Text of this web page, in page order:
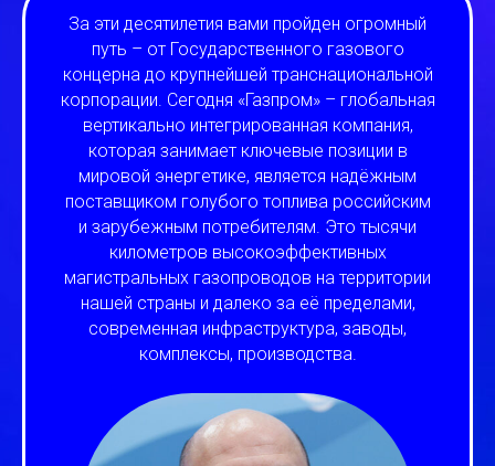
За эти десятилетия вами пройден огромный
путь – от Государственного газового
концерна до крупнейшей транснациональной
корпорации. Сегодня «Газпром» – глобальная
вертикально интегрированная компания,
которая занимает ключевые позиции в
мировой энергетике, является надёжным
поставщиком голубого топлива российским
и зарубежным потребителям. Это тысячи
километров высокоэффективных
магистральных газопроводов на территории
нашей страны и далеко за её пределами,
современная инфраструктура, заводы,
комплексы, производства.